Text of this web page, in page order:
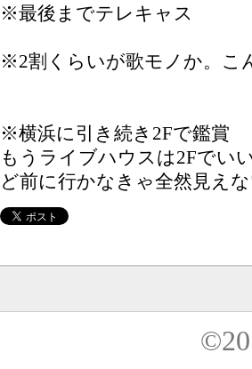
※最後までテレキャス
※2割くらいが歌モノか。こ
※横浜に引き続き2Fで鑑賞
もうライブハウスは2Fでい
ど前に行かなきゃ全然見え